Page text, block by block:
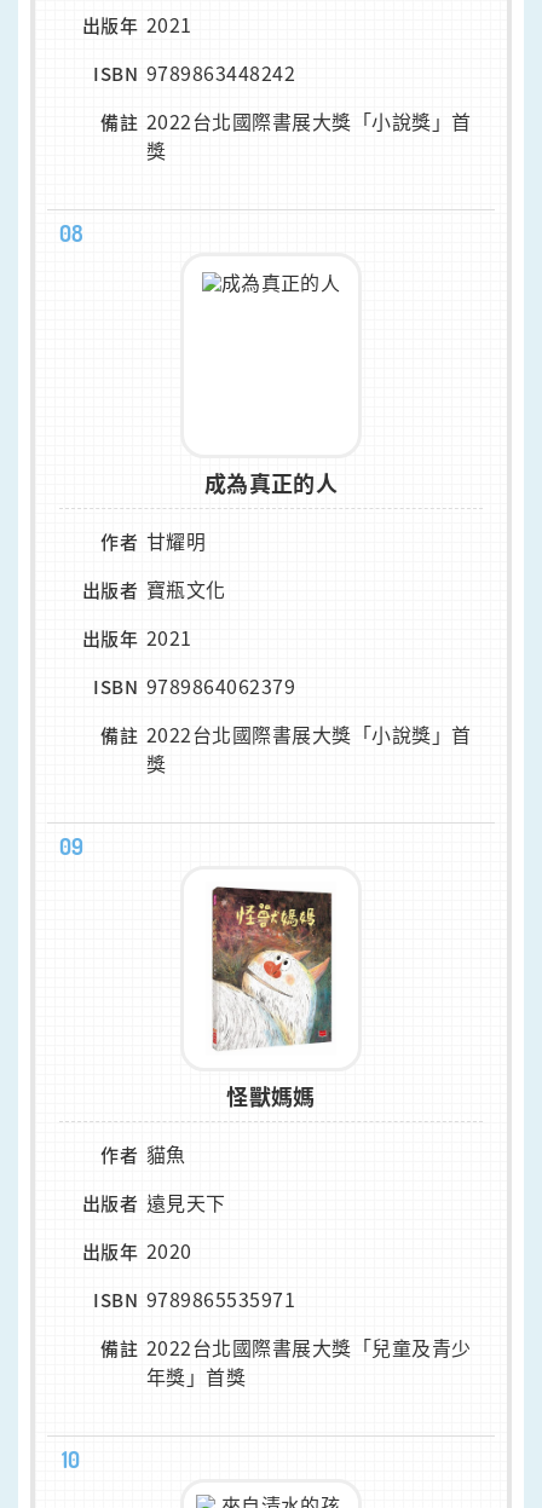
出版年 2021
ISBN 9789863448242
備註 2022台北國際書展大獎「小說獎」首
獎
08
成為真正的人
作者 甘耀明
出版者 寶瓶文化
出版年 2021
ISBN 9789864062379
備註 2022台北國際書展大獎「小說獎」首
獎
09
怪獸媽媽
作者 貓魚
出版者 遠見天下
出版年 2020
ISBN 9789865535971
備註 2022台北國際書展大獎「兒童及青少
年獎」首獎
10